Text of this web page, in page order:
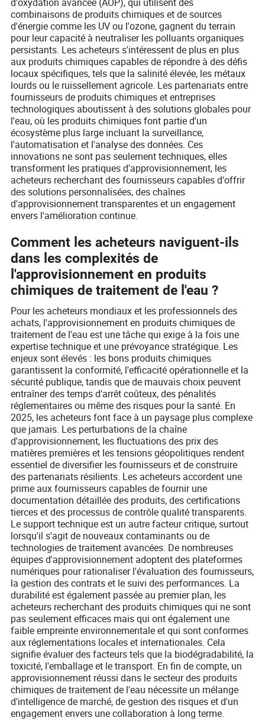
combinaisons de produits chimiques et de sources
d'énergie comme les UV ou l'ozone, gagnent du terrain
pour leur capacité à neutraliser les polluants organiques
persistants. Les acheteurs s'intéressent de plus en plus
aux produits chimiques capables de répondre à des défis
locaux spécifiques, tels que la salinité élevée, les métaux
lourds ou le ruissellement agricole. Les partenariats entre
fournisseurs de produits chimiques et entreprises
technologiques aboutissent à des solutions globales pour
l'eau, où les produits chimiques font partie d'un
écosystème plus large incluant la surveillance,
l'automatisation et l'analyse des données. Ces
innovations ne sont pas seulement techniques, elles
transforment les pratiques d'approvisionnement, les
acheteurs recherchant des fournisseurs capables d'offrir
des solutions personnalisées, des chaînes
d'approvisionnement transparentes et un engagement
envers l'amélioration continue.
Comment les acheteurs naviguent-ils
dans les complexités de
l'approvisionnement en produits
chimiques de traitement de l'eau ?
Pour les acheteurs mondiaux et les professionnels des
achats, l'approvisionnement en produits chimiques de
traitement de l'eau est une tâche qui exige à la fois une
expertise technique et une prévoyance stratégique. Les
enjeux sont élevés : les bons produits chimiques
garantissent la conformité, l'efficacité opérationnelle et la
sécurité publique, tandis que de mauvais choix peuvent
entraîner des temps d'arrêt coûteux, des pénalités
réglementaires ou même des risques pour la santé. En
2025, les acheteurs font face à un paysage plus complexe
que jamais. Les perturbations de la chaîne
d'approvisionnement, les fluctuations des prix des
matières premières et les tensions géopolitiques rendent
essentiel de diversifier les fournisseurs et de construire
des partenariats résilients. Les acheteurs accordent une
prime aux fournisseurs capables de fournir une
documentation détaillée des produits, des certifications
tierces et des processus de contrôle qualité transparents.
Le support technique est un autre facteur critique, surtout
lorsqu'il s'agit de nouveaux contaminants ou de
technologies de traitement avancées. De nombreuses
équipes d'approvisionnement adoptent des plateformes
numériques pour rationaliser l'évaluation des fournisseurs,
la gestion des contrats et le suivi des performances. La
durabilité est également passée au premier plan, les
acheteurs recherchant des produits chimiques qui ne sont
pas seulement efficaces mais qui ont également une
faible empreinte environnementale et qui sont conformes
aux réglementations locales et internationales. Cela
signifie évaluer des facteurs tels que la biodégradabilité, la
toxicité, l'emballage et le transport. En fin de compte, un
approvisionnement réussi dans le secteur des produits
chimiques de traitement de l'eau nécessite un mélange
d'intelligence de marché, de gestion des risques et d'un
engagement envers une collaboration à long terme.